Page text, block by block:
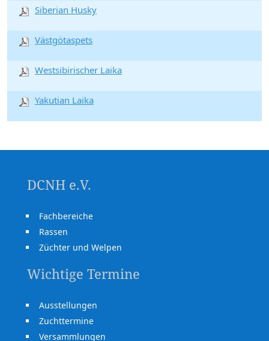
Siberian Husky
Västgötaspets
Westsibirischer Laika
Yakutian Laika
DCNH e.V.
Fachbereiche
Rassen
Züchter und Welpen
Wichtige Termine
Ausstellungen
Zuchttermine
Versammlungen